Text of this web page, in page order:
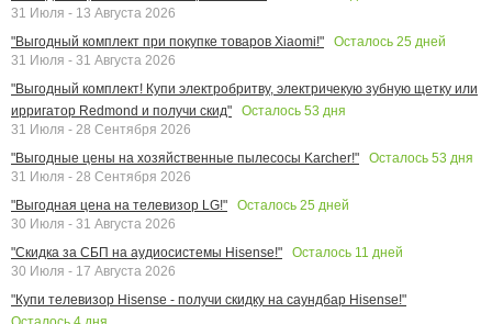
31 Июля - 13 Августа 2026
"Выгодный комплект при покупке товаров Xiaomi!"
Осталось 25 дней
31 Июля - 31 Августа 2026
"Выгодный комплект! Купи электробритву, электричекую зубную щетку или
ирригатор Redmond и получи скид"
Осталось 53 дня
31 Июля - 28 Сентября 2026
"Выгодные цены на хозяйственные пылесосы Karcher!"
Осталось 53 дня
31 Июля - 28 Сентября 2026
"Выгодная цена на телевизор LG!"
Осталось 25 дней
30 Июля - 31 Августа 2026
"Скидка за СБП на аудиосистемы Hisense!"
Осталось 11 дней
30 Июля - 17 Августа 2026
"Купи телевизор Hisense - получи скидку на саундбар Hisense!"